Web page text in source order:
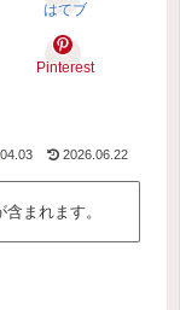
はてブ
Pinterest
2026.06.22
まれます。